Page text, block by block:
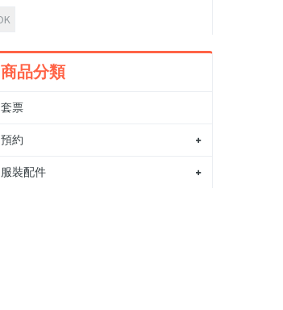
商品分類
套票
預約
服裝配件